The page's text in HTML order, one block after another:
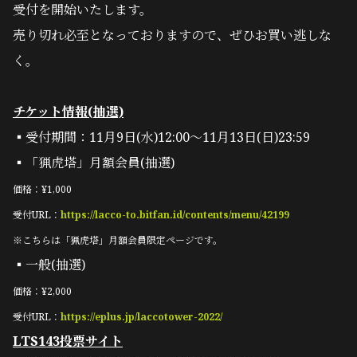
受付を開始いたします。
売り切れ必至となっておりますので、ぜひお買い逃しな
く。
チケット情報(抽選)
▪︎受付期間：11月9日(水)12:00～11月13日(日)23:59
▪︎「猟虎塔」月額会員(抽選)
価格：¥1,000
受付URL： https://lacco-to.bitfan.id/contents/menu/42199
※こちらは「猟虎塔」月額会員限定ページです。
▪︎一般(抽選)
価格：¥2,000
受付URL： https://eplus.jp/laccotower-2022/
LTS143投票サイト